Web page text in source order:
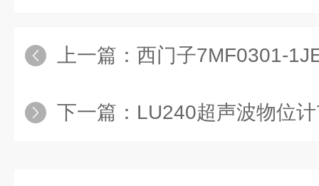
上一篇： 西门子7MF0301-
下一篇： LU240超声波物位计